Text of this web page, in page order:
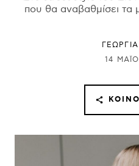
που θα αναβαθμίσει τα
14